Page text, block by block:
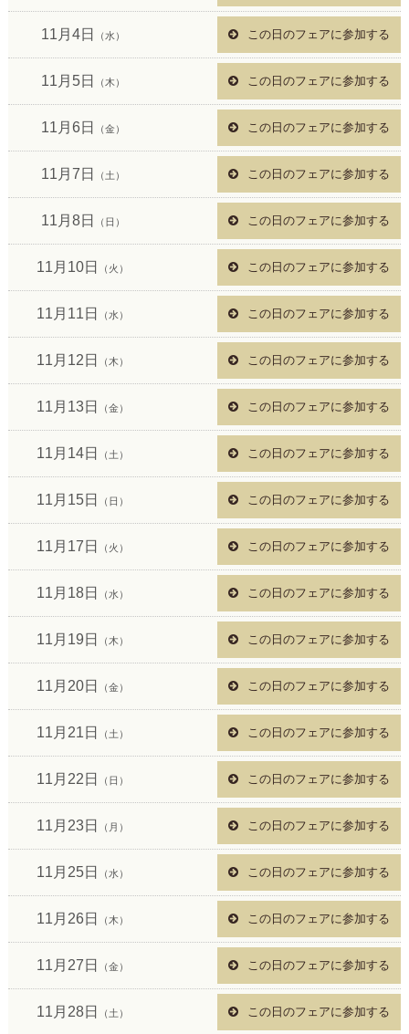
11月4日 （水） この日のフェアに参加する
11月5日 （木） この日のフェアに参加する
11月6日 （金） この日のフェアに参加する
11月7日 （土） この日のフェアに参加する
11月8日 （日） この日のフェアに参加する
11月10日 （火） この日のフェアに参加する
11月11日 （水） この日のフェアに参加する
11月12日 （木） この日のフェアに参加する
11月13日 （金） この日のフェアに参加する
11月14日 （土） この日のフェアに参加する
11月15日 （日） この日のフェアに参加する
11月17日 （火） この日のフェアに参加する
11月18日 （水） この日のフェアに参加する
11月19日 （木） この日のフェアに参加する
11月20日 （金） この日のフェアに参加する
11月21日 （土） この日のフェアに参加する
11月22日 （日） この日のフェアに参加する
11月23日 （月） この日のフェアに参加する
11月25日 （水） この日のフェアに参加する
11月26日 （木） この日のフェアに参加する
11月27日 （金） この日のフェアに参加する
11月28日 （土） この日のフェアに参加する